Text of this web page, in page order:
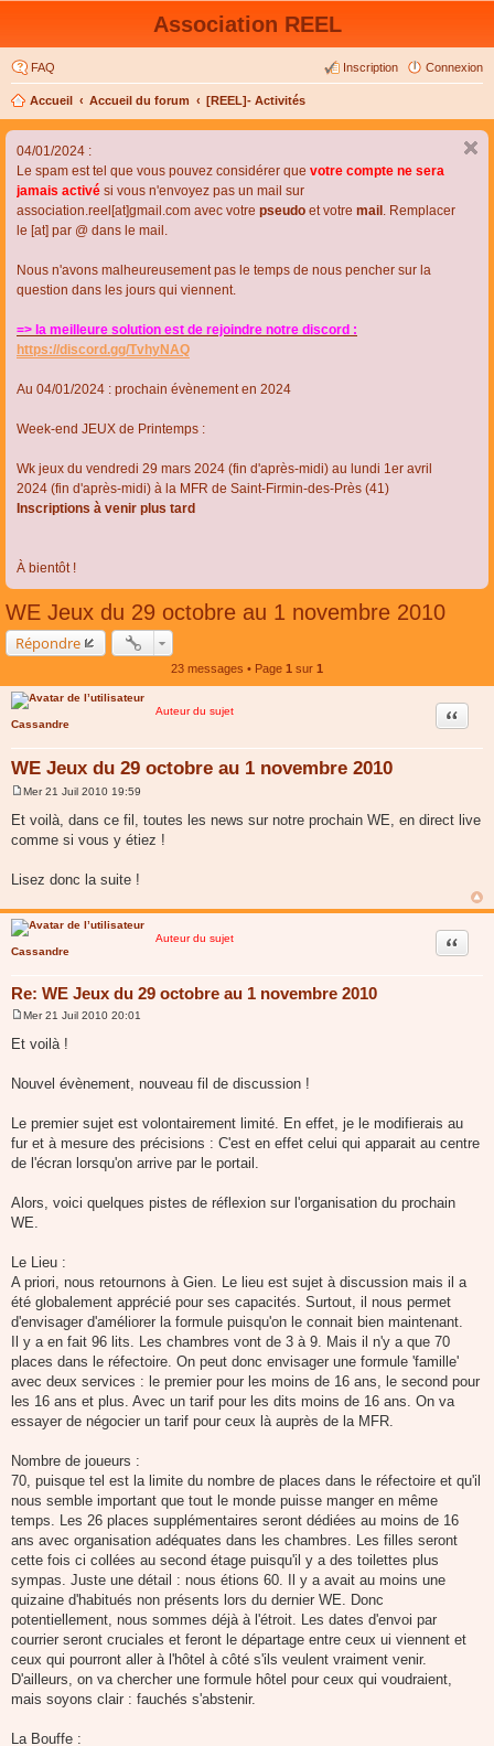
Association REEL
FAQ Connexion
Inscription
Accueil Accueil du forum [REEL]- Activités
04/01/2024 :
Le spam est tel que vous pouvez considérer que votre compte ne sera
jamais activé si vous n'envoyez pas un mail sur
association.reel[at]gmail.com avec votre pseudo et votre mail . Remplacer
le [at] par @ dans le mail.
Nous n'avons malheureusement pas le temps de nous pencher sur la
question dans les jours qui viennent.
=> la meilleure solution est de rejoindre notre discord :
https://discord.gg/TvhyNAQ
Au 04/01/2024 : prochain évènement en 2024
Week-end JEUX de Printemps :
Wk jeux du vendredi 29 mars 2024 (fin d'après-midi) au lundi 1er avril
2024 (fin d'après-midi) à la MFR de Saint-Firmin-des-Près (41)
Inscriptions à venir plus tard
À bientôt !
WE Jeux du 29 octobre au 1 novembre 2010
Répondre
23 messages • Page 1 sur 1
Auteur du sujet
Cassandre
WE Jeux du 29 octobre au 1 novembre 2010
Citer
e
s
s
e
Mer 21 Juil 2010 19:59
Et voilà, dans ce fil, toutes les news sur notre prochain WE, en direct live
comme si vous y étiez !
Lisez donc la suite !
Auteur du sujet
Cassandre
Re: WE Jeux du 29 octobre au 1 novembre 2010
Citer
e
s
g
Mer 21 Juil 2010 20:01
Et voilà !
Nouvel évènement, nouveau fil de discussion !
Le premier sujet est volontairement limité. En effet, je le modifierais au
fur et à mesure des précisions : C'est en effet celui qui apparait au centre
de l'écran lorsqu'on arrive par le portail.
Alors, voici quelques pistes de réflexion sur l'organisation du prochain
WE.
Le Lieu :
A priori, nous retournons à Gien. Le lieu est sujet à discussion mais il a
été globalement apprécié pour ses capacités. Surtout, il nous permet
d'envisager d'améliorer la formule puisqu'on le connait bien maintenant.
Il y a en fait 96 lits. Les chambres vont de 3 à 9. Mais il n'y a que 70
places dans le réfectoire. On peut donc envisager une formule 'famille'
avec deux services : le premier pour les moins de 16 ans, le second pour
les 16 ans et plus. Avec un tarif pour les dits moins de 16 ans. On va
essayer de négocier un tarif pour ceux là auprès de la MFR.
Nombre de joueurs :
70, puisque tel est la limite du nombre de places dans le réfectoire et qu'il
nous semble important que tout le monde puisse manger en même
temps. Les 26 places supplémentaires seront dédiées au moins de 16
ans avec organisation adéquates dans les chambres. Les filles seront
cette fois ci collées au second étage puisqu'il y a des toilettes plus
sympas. Juste une détail : nous étions 60. Il y a avait au moins une
quizaine d'habitués non présents lors du dernier WE. Donc
potentiellement, nous sommes déjà à l'étroit. Les dates d'envoi par
courrier seront cruciales et feront le départage entre ceux ui viennent et
ceux qui pourront aller à l'hôtel à côté s'ils veulent vraiment venir.
D'ailleurs, on va chercher une formule hôtel pour ceux qui voudraient,
mais soyons clair : fauchés s'abstenir.
La Bouffe :